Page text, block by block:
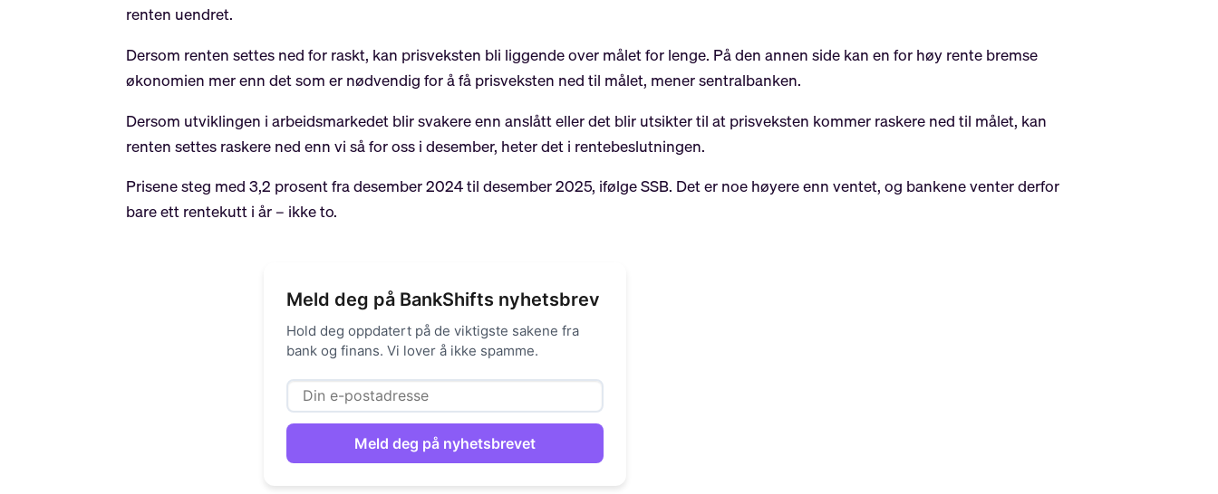
renten uendret.
Dersom renten settes ned for raskt, kan prisveksten bli liggende over målet for lenge. På den annen side kan en for høy rente bremse
økonomien mer enn det som er nødvendig for å få prisveksten ned til målet, mener sentralbanken.
Dersom utviklingen i arbeidsmarkedet blir svakere enn anslått eller det blir utsikter til at prisveksten kommer raskere ned til målet, kan
renten settes raskere ned enn vi så for oss i desember, heter det i rentebeslutningen.
Prisene steg med 3,2 prosent fra desember 2024 til desember 2025, ifølge SSB. Det er noe høyere enn ventet, og bankene venter derfor
bare ett rentekutt i år – ikke to.
Meld deg på BankShifts nyhetsbrev
Hold deg oppdatert på de viktigste sakene fra
bank og finans. Vi lover å ikke spamme.